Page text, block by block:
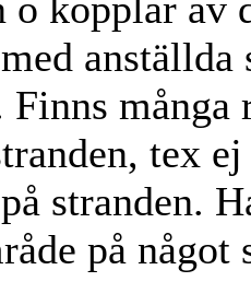
o kopplar av
Finns
tex
stranden.
på något